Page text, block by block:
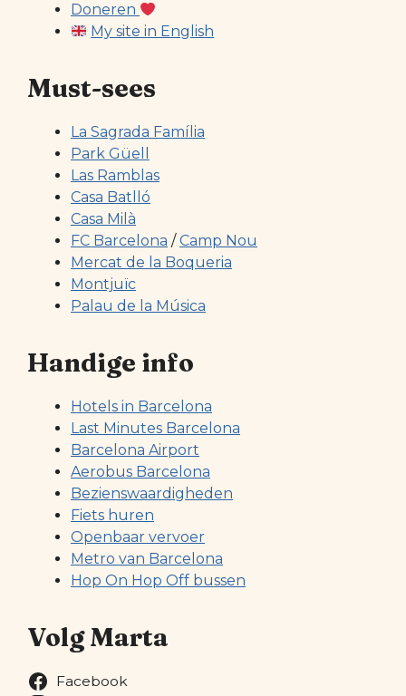
Doneren
My site in English
Must-sees
La Sagrada Família
Park Güell
Las Ramblas
Casa Batlló
Casa Milà
FC Barcelona /Camp Nou
Mercat de la Boqueria
Montjuïc
Palau de la Música
Handige info
Hotels in Barcelona
Last Minutes Barcelona
Barcelona Airport
Aerobus Barcelona
Bezienswaardigheden
Fiets huren
Openbaar vervoer
Metro van Barcelona
Hop On Hop Off bussen
Volg Marta
Facebook